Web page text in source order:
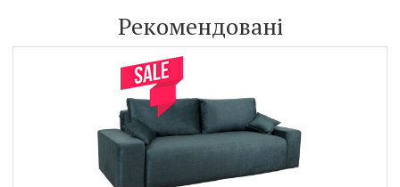
Рекомендовані